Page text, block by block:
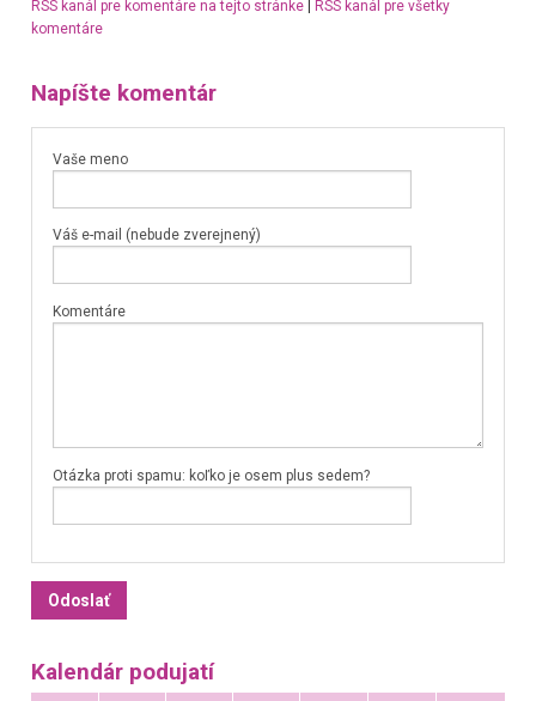
RSS kanál pre komentáre na tejto stránke|
RSS kanál pre všetky
komentáre
Napíšte komentár
Vaše meno
Váš e-mail (nebude zverejnený)
Komentáre
Otázka proti spamu: koľko je osem plus sedem?
Kalendár podujatí